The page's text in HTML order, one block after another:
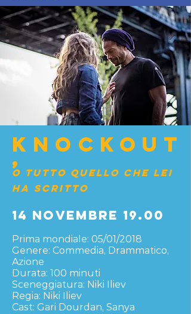
KNOCKOUT
,
o Tutto quello che lei
ha scritto
14 novembre 19.00
Prima mondiale: 05/01/2018
Genere: Commedia, Drammatico,
Azione
Durata: 100 minuti
Sceneggiatura: Niki Iliev
Regia: Niki Iliev
Cast: Gari Dourdan, Sanya